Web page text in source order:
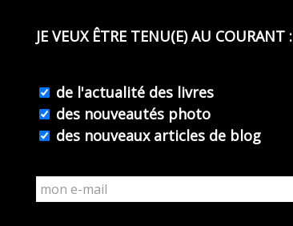
JE VEUX ÊTRE TENU(E) AU COURANT :
de l'actualité des livres
des nouveautés photo
des nouveaux articles de blog